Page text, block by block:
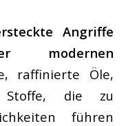
Angriffe
modernen
raffinierte Öle,
Stoffe, die zu
führen